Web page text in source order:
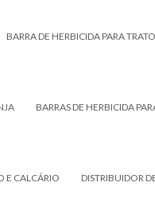
BARRA DE HERBICIDA PARA
BARRAS DE HERBICIDA
E CALCÁRIO DISTRIBUIDOR